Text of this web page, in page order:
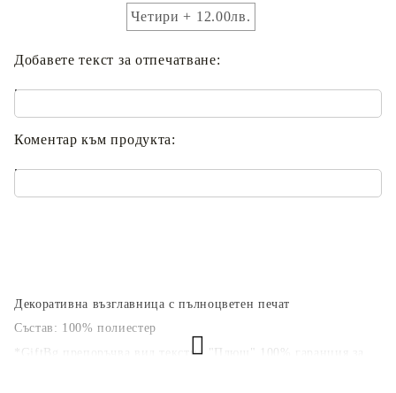
Декоративна възглавница с пълноцветен печат
Състав: 100% полиестер
*GiftBg препоръчва вид текстил "Плюш"
100% гаранция за
Четири + 12.00лв.
Добавете текст за отпечатване:
.
Коментар към продукта:
.